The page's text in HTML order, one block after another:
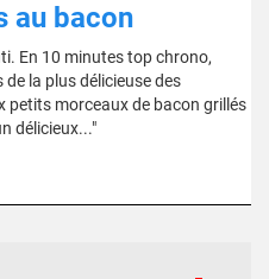
au bacon
En 10 minutes top chrono,
la plus délicieuse des
petits morceaux de bacon grillés
délicieux..."